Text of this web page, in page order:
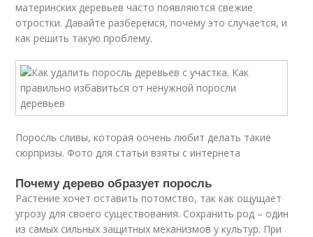
материнских деревьев часто появляются свежие
отростки. Давайте разберемся, почему это случается, и
как решить такую проблему.
Поросль сливы, которая оочень любит делать такие
сюрпризы. Фото для статьи взяты с интернета
Почему дерево образует поросль
Растение хочет оставить потомство, так как ощущает
угрозу для своего существования. Сохранить род – один
из самых сильных защитных механизмов у культур. При